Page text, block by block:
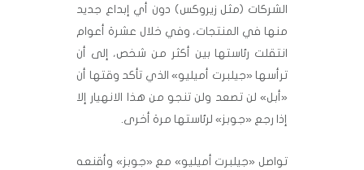
الشركات (مثل زيروكس) دون أي إبداع جديد
منها في المنتجات، وفي خلال عشرة أعوام
انتقلت رئاستها بين أكثر من شخص، إلى أن
ترأسها «جيلبرت أميليو» الذي تأكد وقتها أن
«أبل» لن تصعد ولن تنجو من هذا الانهيار إلا
إذا رجع «جوبز» لرئاستها مرة أخرى.
تواصل «جيلبرت أميليو» مع «جوبز» وأقنعه